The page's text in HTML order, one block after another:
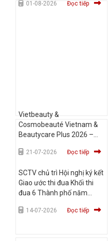
truyền thông và giáo dục
01-08-2026 Đọc tiếp
Vietbeauty &
Cosmobeauté Vietnam &
Beautycare Plus 2026 –
lớn nhất khu vực, khai thác
tiềm năng
21-07-2026 Đọc tiếp
SCTV chủ trì Hội nghị ký kết
Giao ước thi đua Khối thi
đua 6 Thành phố năm
14-07-2026 Đọc tiếp